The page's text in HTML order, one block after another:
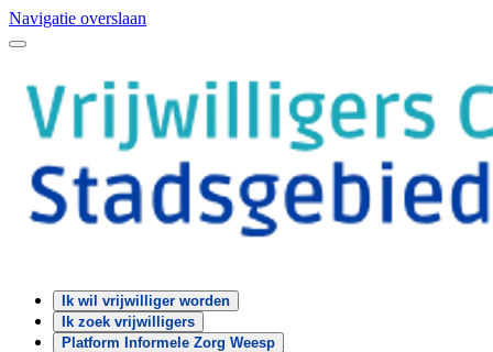
Navigatie overslaan
Ik wil vrijwilliger worden
Ik zoek vrijwilligers
Platform Informele Zorg Weesp